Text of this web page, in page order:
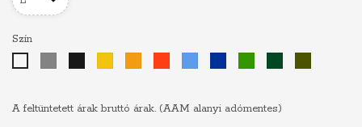
Szín
A feltüntetett árak bruttó árak. (AAM alanyi adómentes)